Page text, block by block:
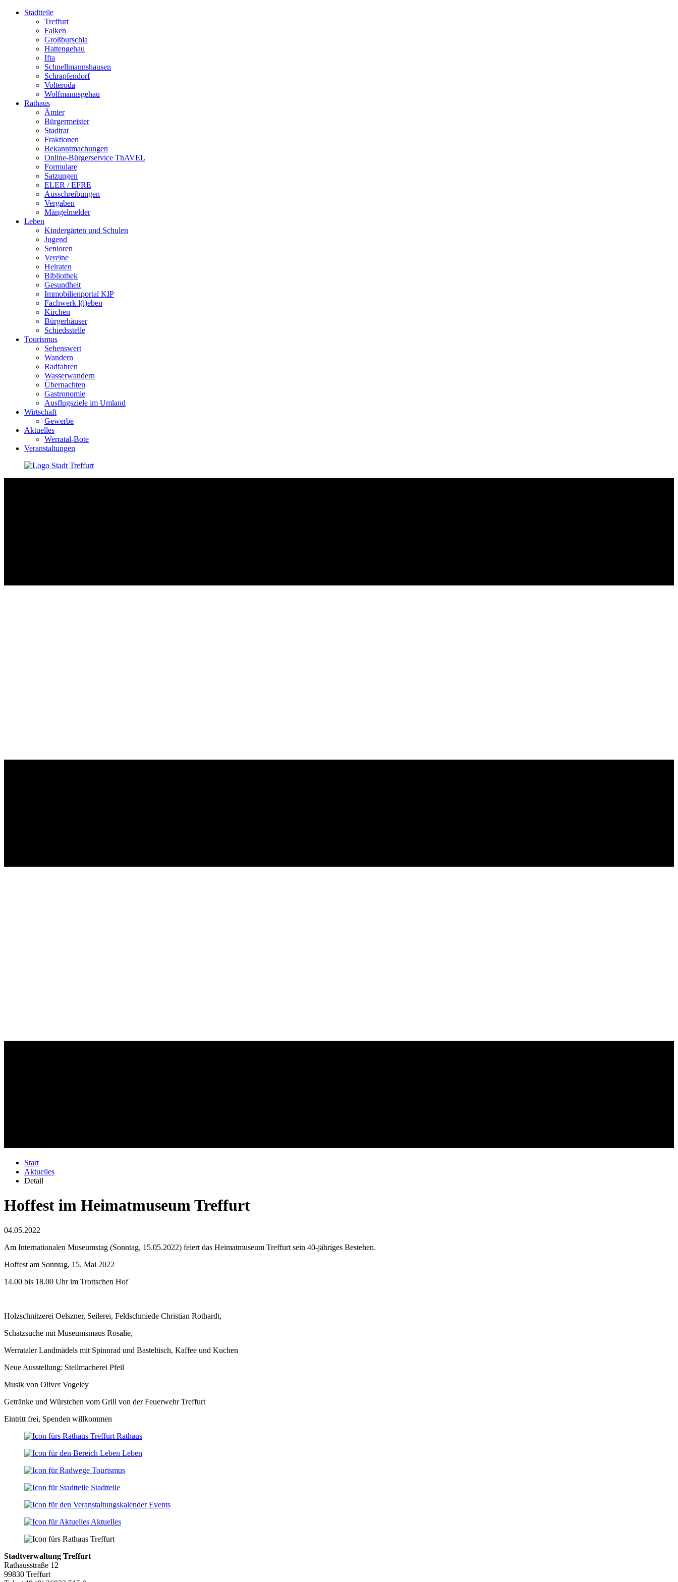
Stadtteile
Treffurt
Falken
Großburschla
Hattengehau
Ifta
Schnellmannshausen
Schrapfendorf
Volteroda
Wolfmannsgehau
Rathaus
Ämter
Bürgermeister
Stadtrat
Fraktionen
Bekanntmachungen
Online-Bürgerservice ThAVEL
Formulare
Satzungen
ELER / EFRE
Ausschreibungen
Vergaben
Mängelmelder
Leben
Kindergärten und Schulen
Jugend
Senioren
Vereine
Heiraten
Bibliothek
Gesundheit
Immobilienportal KIP
Fachwerk l(i)eben
Kirchen
Bürgerhäuser
Schiedsstelle
Tourismus
Sehenswert
Wandern
Radfahren
Wasserwandern
Übernachten
Gastronomie
Ausflugsziele im Umland
Wirtschaft
Gewerbe
Aktuelles
Werratal-Bote
Veranstaltungen
Start
Aktuelles
Detail
Hoffest im Heimatmuseum Treffurt
04.05.2022
Am Internationalen Museumstag (Sonntag, 15.05.2022) feiert das Heimatmuseum Treffurt sein 40-jähriges Bestehen.
Hoffest am Sonntag, 15. Mai 2022
14.00 bis 18.00 Uhr im Trottschen Hof
Holzschnitzerei Oelszner, Seilerei, Feldschmiede Christian Rothardt,
Schatzsuche mit Museumsmaus Rosalie,
Werrataler Landmädels mit Spinnrad und Basteltisch, Kaffee und Kuchen
Neue Ausstellung: Stellmacherei Pfeil
Musik von Oliver Vogeley
Getränke und Würstchen vom Grill von der Feuerwehr Treffurt
Eintritt frei, Spenden willkommen
Rathaus
Leben
Tourismus
Stadtteile
Events
Aktuelles
Stadtverwaltung Treffurt
Rathausstraße 12
99830 Treffurt